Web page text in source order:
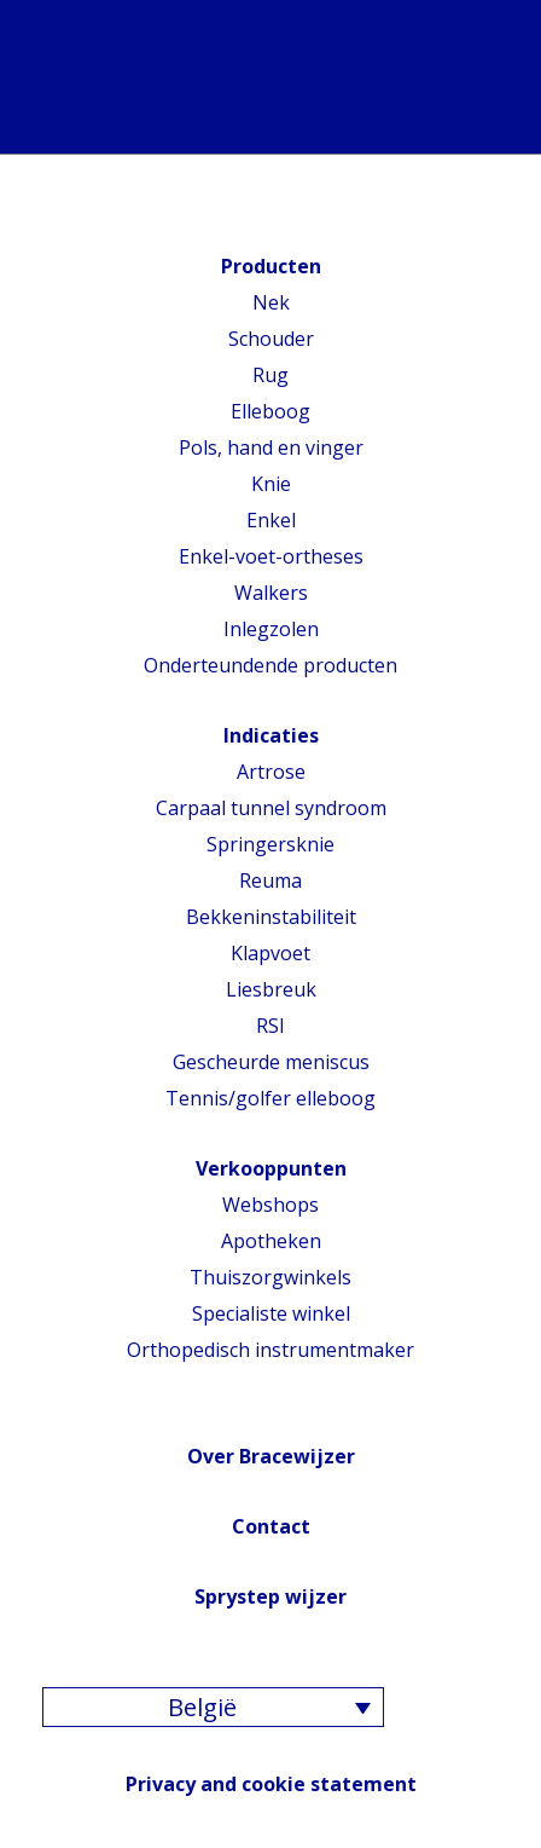
Producten
Nek
Schouder
Rug
Elleboog
Pols, hand en vinger
Knie
Enkel
Enkel-voet-ortheses
Walkers
Inlegzolen
Onderteundende producten
Indicaties
Artrose
Carpaal tunnel syndroom
Springersknie
Reuma
Bekkeninstabiliteit
Klapvoet
Liesbreuk
RSI
Gescheurde meniscus
Tennis/golfer elleboog
Verkooppunten
Webshops
Apotheken
Thuiszorgwinkels
Specialiste winkel
Orthopedisch instrumentmaker
Over Bracewijzer
Contact
Sprystep wijzer
België
Privacy and cookie statement